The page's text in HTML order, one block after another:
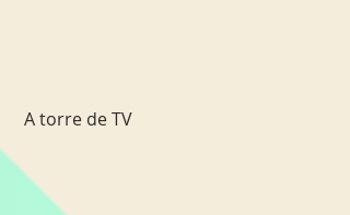
A torre de TV